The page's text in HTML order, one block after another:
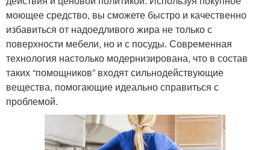
моющее средство, вы сможете быстро и качественно
избавиться от надоедливого жира не только с
поверхности мебели, но и с посуды. Современная
технология настолько модернизирована, что в состав
таких “помощников” входят сильнодействующие
вещества, помогающие идеально справиться с
проблемой.